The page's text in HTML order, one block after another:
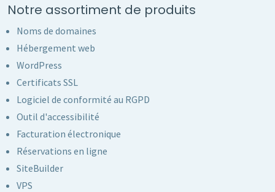
Notre assortiment de produits
Noms de domaines
Hébergement web
WordPress
Certificats SSL
Logiciel de conformité au RGPD
Outil d'accessibilité
Facturation électronique
Réservations en ligne
SiteBuilder
VPS